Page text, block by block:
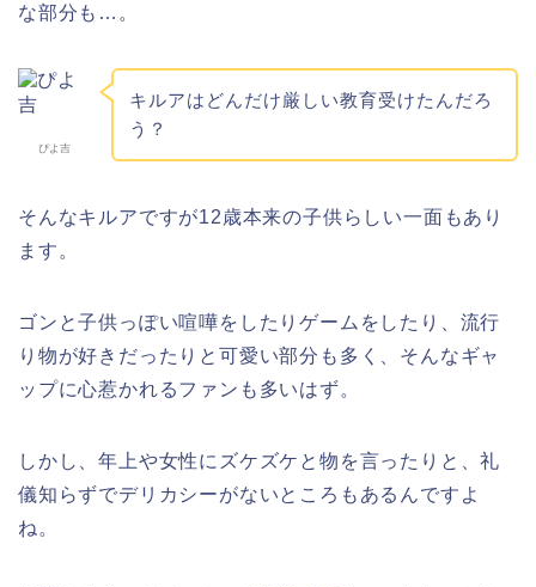
な部分も…。
ぴよ吉
キルアはどんだけ厳しい教育受けたんだろ
う？
そんなキルアですが12歳本来の子供らしい一面もあり
ます。
ゴンと子供っぽい喧嘩をしたりゲームをしたり、流行
り物が好きだったりと可愛い部分も多く、そんなギャ
ップに心惹かれるファンも多いはず。
しかし、年上や女性にズケズケと物を言ったりと、礼
儀知らずでデリカシーがないところもあるんですよ
ね。